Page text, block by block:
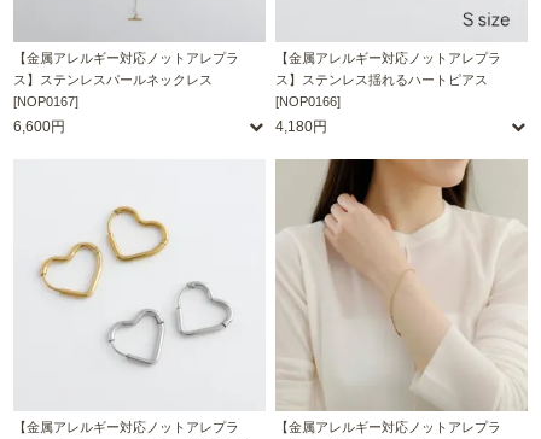
【金属アレルギー対応ノットアレプラ
ス】ステンレスパールネックレス
[NOP0167]
6,600円
【金属アレルギー対応ノットアレプラ
ス】ステンレス揺れるハートピアス
[NOP0166]
4,180円
【金属アレルギー対応ノットアレプラ
【金属アレルギー対応ノットアレプラ